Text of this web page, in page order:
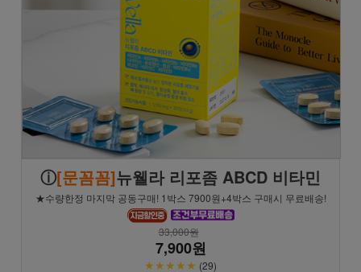
ⓘ[문꼼꼼]뉴웰라 리포좀 ABCD 비타민
★수량한정 마지막 공동구매! 1박스 7900원+4박스 구매시 무료배송!
33,000원
7,900원
★★★★★ (29)